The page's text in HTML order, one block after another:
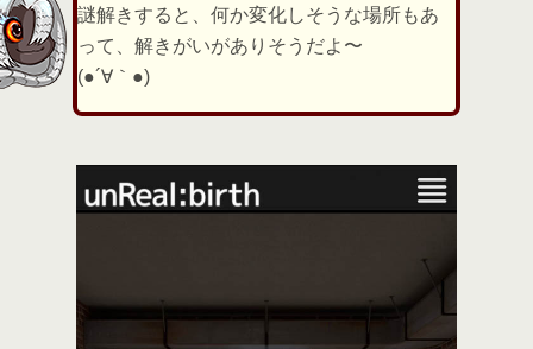
謎解きすると、何か変化しそうな場所もあ
って、解きがいがありそうだよ〜
(●´∀｀●)